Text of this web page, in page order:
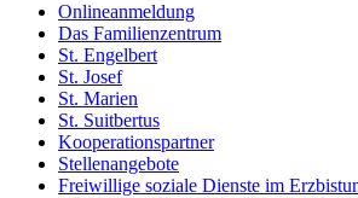
Onlineanmeldung
Das Familienzentrum
St. Engelbert
St. Josef
St. Marien
St. Suitbertus
Kooperationspartner
Stellenangebote
Freiwillige soziale Dienste im